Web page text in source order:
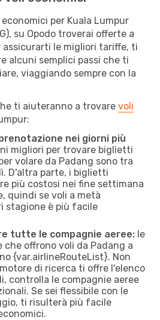
per Kuala Lumpur
su Opodo troverai offerte a
assicurarti le migliori tariffe, ti
alcuni semplici passi che ti
viaggiando sempre con la
ti aiuteranno a trovare voli
nei giorni più
migliori per trovare biglietti
volare da Padang sono tra
D'altra parte, i biglietti
più costosi nei fine settimana
quindi se voli a metà
stagione è più facile
tutte le compagnie aeree: le
che offrono voli da Padang a
{​var.airlineRouteList}. Non
di ricerca ti offre l'elenco
controlla le compagnie aeree
Se sei flessibile con le
ti risulterà più facile